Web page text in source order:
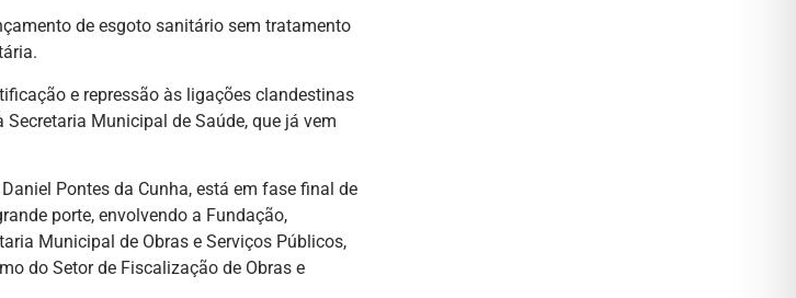
de esgoto sanitário sem tratamento
e repressão às ligações clandestinas
Municipal de Saúde, que já vem
Pontes da Cunha, está em fase final de
porte, envolvendo a Fundação,
Municipal de Obras e Serviços Públicos,
do Setor de Fiscalização de Obras e